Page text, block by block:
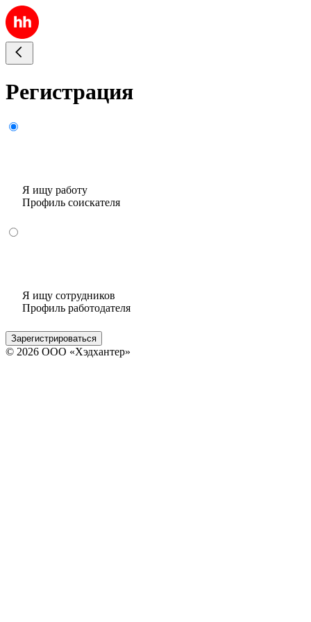
Регистрация
Я ищу работу
Профиль соискателя
Я ищу сотрудников
Профиль работодателя
Зарегистрироваться
© 2026 ООО «Хэдхантер»